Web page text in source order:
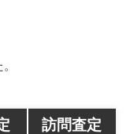
訪問査定